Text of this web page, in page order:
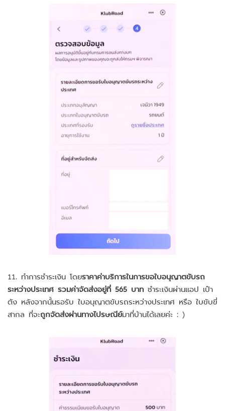
11. ทำการชำระเงิน โดยราคาค่าบริการในการขอใบอนุญาตขับรถ
ระหว่างประเทศ รวมค่าจัดส่งอยู่ที่ 565 บาท ชำระเงินผ่านแอป เป๋า
ตัง หลังจากนั้นรอรับ ใบอนุญาตขับรถระหว่างประเทศ หรือ ใบขับขี่
สากล ที่จะถูกจัดส่งผ่านทางไปรษณีย์มาที่บ้านได้เลยค่ะ : )